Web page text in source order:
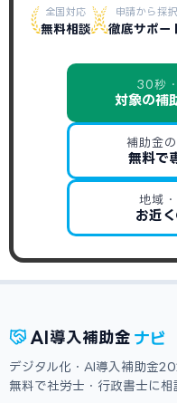
全国対応
無料相談
申請から採択
徹底サポー
30秒
対象の補
補助金
無料で
地域
お近
AI 導入補助金 ナビ
デジタル化・AI導入補助金
無料で社労士・行政書士に相